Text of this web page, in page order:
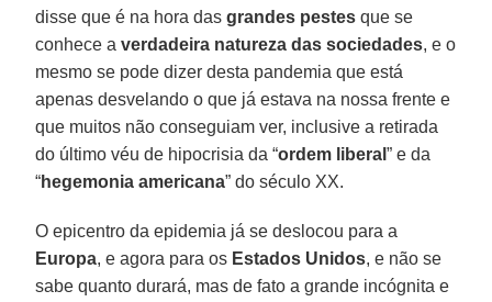
disse que é na hora dasgrandes pestes que se
conhece averdadeira natureza das sociedades, e o
mesmo se pode dizer desta pandemia que está
apenas desvelando o que já estava na nossa frente e
que muitos não conseguiam ver, inclusive a retirada
do último véu de hipocrisia da “ordem liberal” e da
“hegemonia americana” do século XX.
O epicentro da epidemia já se deslocou para a
Europa, e agora para os Estados Unidos, e não se
sabe quanto durará, mas de fato a grande incógnita e